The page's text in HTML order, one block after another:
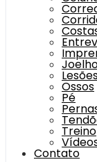
Ossos
Pé
Treino
Contato